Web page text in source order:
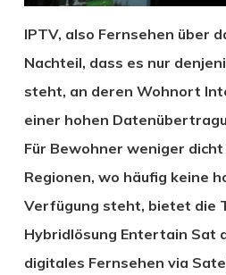
IPTV, also Fernsehen über
Nachteil, dass es nur
steht, an deren Wohnort
einer hohen
Für Bewohner weniger
Regionen, wo häufig keine
Verfügung steht, bietet die
Hybridlösung Entertain Sat
digitales Fernsehen via